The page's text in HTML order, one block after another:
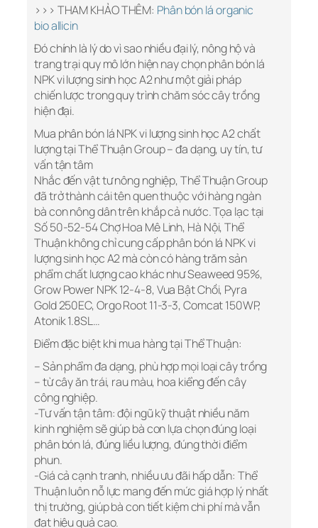
>>> THAM KHẢO THÊM: Phân bón lá organic
bio allicin
Đó chính là lý do vì sao nhiều đại lý, nông hộ và
trang trại quy mô lớn hiện nay chọn phân bón lá
NPK vi lượng sinh học A2 như một giải pháp
chiến lược trong quy trình chăm sóc cây trồng
hiện đại.
Mua phân bón lá NPK vi lượng sinh học A2 chất
lượng tại Thể Thuận Group – đa dạng, uy tín, tư
vấn tận tâm
Nhắc đến vật tư nông nghiệp, Thể Thuận Group
đã trở thành cái tên quen thuộc với hàng ngàn
bà con nông dân trên khắp cả nước. Tọa lạc tại
Số 50-52-54 Chợ Hoa Mê Linh, Hà Nội, Thể
Thuận không chỉ cung cấp phân bón lá NPK vi
lượng sinh học A2 mà còn có hàng trăm sản
phẩm chất lượng cao khác như Seaweed 95%,
Grow Power NPK 12-4-8, Vua Bật Chồi, Pyra
Gold 250EC, Orgo Root 11-3-3, Comcat 150WP,
Atonik 1.8SL…
Điểm đặc biệt khi mua hàng tại Thể Thuận:
– Sản phẩm đa dạng, phù hợp mọi loại cây trồng
– từ cây ăn trái, rau màu, hoa kiểng đến cây
công nghiệp.
-Tư vấn tận tâm: đội ngũ kỹ thuật nhiều năm
kinh nghiệm sẽ giúp bà con lựa chọn đúng loại
phân bón lá, đúng liều lượng, đúng thời điểm
phun.
-Giá cả cạnh tranh, nhiều ưu đãi hấp dẫn: Thể
Thuận luôn nỗ lực mang đến mức giá hợp lý nhất
thị trường, giúp bà con tiết kiệm chi phí mà vẫn
đạt hiệu quả cao.